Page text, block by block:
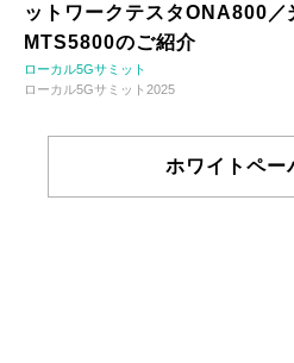
ットワークテスタONA800／
MTS5800のご紹介
ローカル5Gサミット
ローカル5Gサミット2025
ホワイトペー